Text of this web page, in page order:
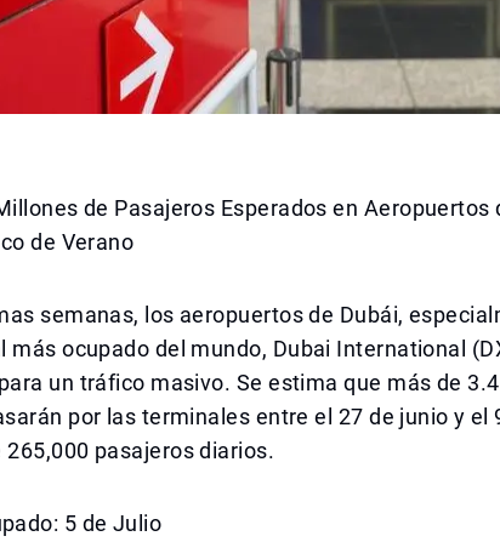
de Pasajeros Esperados en Aeropuertos
de Verano
semanas, los aeropuertos de Dubái,
más ocupado del mundo, Dubai International
un tráfico masivo. Se estima que más de
por las terminales entre el 27 de junio y el
265,000 pasajeros diarios.
5 de Julio